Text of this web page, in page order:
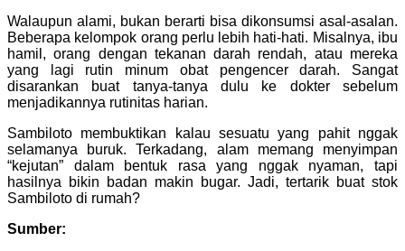
Walaupun alami, bukan berarti bisa dikonsumsi asal-asalan.
Beberapa kelompok orang perlu lebih hati-hati. Misalnya, ibu
hamil, orang dengan tekanan darah rendah, atau mereka
yang lagi rutin minum obat pengencer darah. Sangat
disarankan buat tanya-tanya dulu ke dokter sebelum
menjadikannya rutinitas harian.
Sambiloto membuktikan kalau sesuatu yang pahit nggak
selamanya buruk. Terkadang, alam memang menyimpan
“kejutan” dalam bentuk rasa yang nggak nyaman, tapi
hasilnya bikin badan makin bugar. Jadi, tertarik buat stok
Sambiloto di rumah?
Sumber: